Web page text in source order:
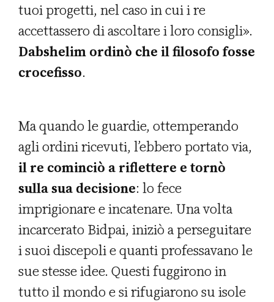
tuoi progetti, nel caso in cui i re
accettassero di ascoltare i loro consigli».
Dabshelim ordinò che il filosofo fosse
crocefisso.
Ma quando le guardie, ottemperando
agli ordini ricevuti, l’ebbero portato via,
il re cominciò a riflettere e tornò
sulla sua decisione: lo fece
imprigionare e incatenare. Una volta
incarcerato Bidpai, iniziò a perseguitare
i suoi discepoli e quanti professavano le
sue stesse idee. Questi fuggirono in
tutto il mondo e si rifugiarono su isole